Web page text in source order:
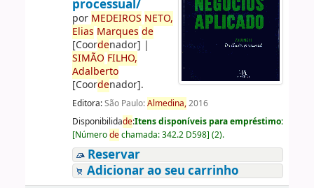
processual/
por MEDEIROS NETO,
Elias Marques de
[Coordenador] |
SIMÃO FILHO,
Adalberto
[Coordenador].
Editora:São Paulo:Almedina,2016
Disponibilidade:Itens disponíveis para empréstimo:
[Númerodechamada:342.2 D598] (2).
Reservar
Adicionar ao seu carrinho